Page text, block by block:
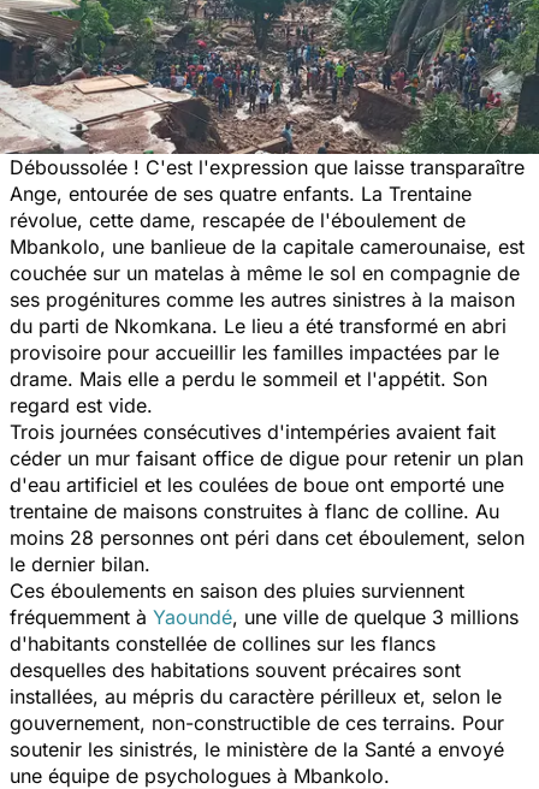
Déboussolée ! C'est l'expression que laisse transparaître
Ange, entourée de ses quatre enfants. La Trentaine
révolue, cette dame, rescapée de l'éboulement de
Mbankolo, une banlieue de la capitale camerounaise, est
couchée sur un matelas à même le sol en compagnie de
ses progénitures comme les autres sinistres à la maison
du parti de Nkomkana. Le lieu a été transformé en abri
provisoire pour accueillir les familles impactées par le
drame. Mais elle a perdu le sommeil et l'appétit. Son
regard est vide.
Trois journées consécutives d'intempéries avaient fait
céder un mur faisant office de digue pour retenir un plan
d'eau artificiel et les coulées de boue ont emporté une
trentaine de maisons construites à flanc de colline. Au
moins 28 personnes ont péri dans cet éboulement, selon
le dernier bilan.
Ces éboulements en saison des pluies surviennent
fréquemment à Yaoundé, une ville de quelque 3 millions
d'habitants constellée de collines sur les flancs
desquelles des habitations souvent précaires sont
installées, au mépris du caractère périlleux et, selon le
gouvernement, non-constructible de ces terrains. Pour
soutenir les sinistrés, le ministère de la Santé a envoyé
une équipe de psychologues à Mbankolo.